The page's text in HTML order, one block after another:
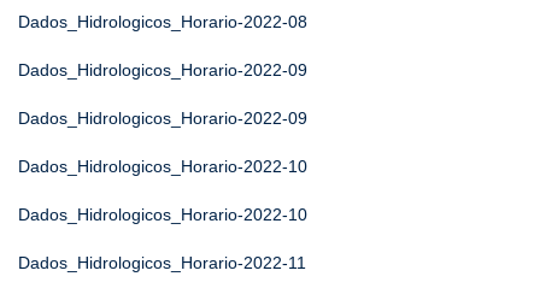
Dados_Hidrologicos_Horario-2022-08
Dados_Hidrologicos_Horario-2022-09
Dados_Hidrologicos_Horario-2022-09
Dados_Hidrologicos_Horario-2022-10
Dados_Hidrologicos_Horario-2022-10
Dados_Hidrologicos_Horario-2022-11